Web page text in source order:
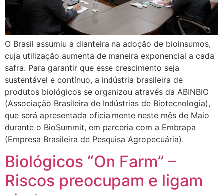
O Brasil assumiu a dianteira na adoção de bioinsumos,
cuja utilização aumenta de maneira exponencial a cada
safra. Para garantir que esse crescimento seja
sustentável e contínuo, a indústria brasileira de
produtos biológicos se organizou através da ABINBIO
(Associação Brasileira de Indústrias de Biotecnologia),
que será apresentada oficialmente neste mês de Maio
durante o BioSummit, em parceria com a Embrapa
(Empresa Brasileira de Pesquisa Agropecuária).
Biológicos “On Farm” –
Riscos preocupam e ligam